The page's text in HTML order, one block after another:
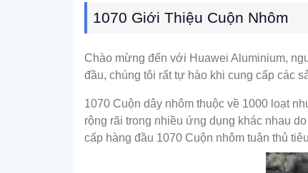
1070 Giới Thiệu Cuộn Nhôm
Chào mừng đến với Huawei Aluminium,
đầu, chúng tôi rất tự hào khi cung cấp các
1070 Cuộn dây nhôm thuộc về 1000 loạt
rộng rãi trong nhiều ứng dụng khác nhau
cấp hàng đầu 1070 Cuộn nhôm tuân thủ